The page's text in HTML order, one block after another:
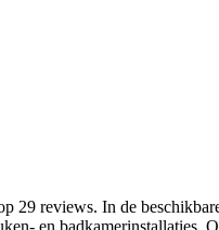
29 reviews. In de
en badkamerinstallaties.